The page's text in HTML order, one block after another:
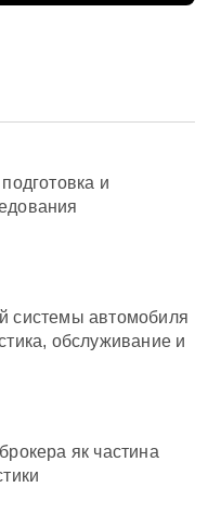
и
системы автомобиля
обслуживание и
як частина